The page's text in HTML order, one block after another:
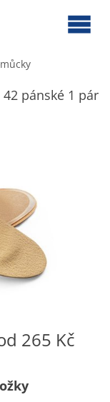
pánské 1 pár
265 Kč